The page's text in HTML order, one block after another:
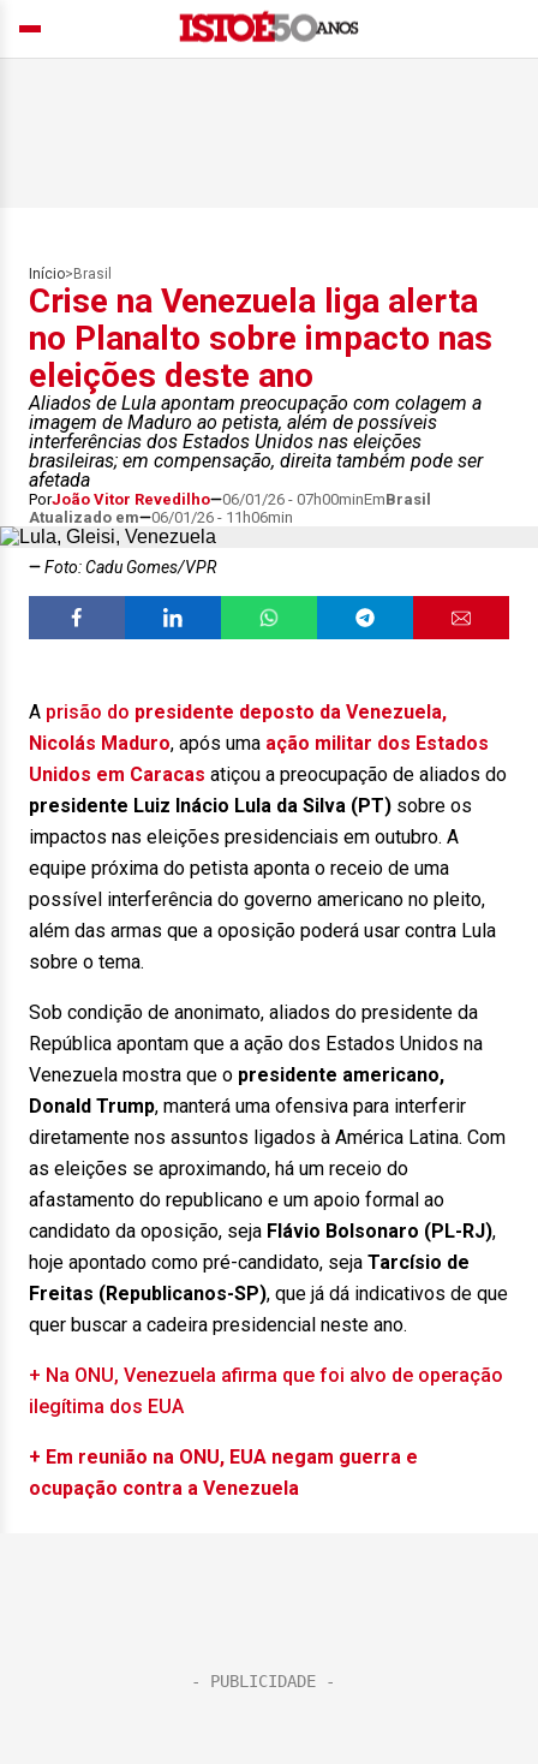
Início> Brasil
Crise na Venezuela liga alerta
no Planalto sobre impacto nas
eleições deste ano
Aliados de Lula apontam preocupação com colagem a
imagem de Maduro ao petista, além de possíveis
interferências dos Estados Unidos nas eleições
brasileiras; em compensação, direita também pode ser
afetada
PorJoão Vitor Revedilho 06/01/26 - 07h00minEmBrasil
Atualizado em
06/01/26 - 11h06min
Foto: Cadu Gomes/VPR
A prisão do presidente deposto da Venezuela,
Nicolás Maduro, após uma ação militar dos Estados
Unidos em Caracas atiçou a preocupação de aliados do
presidente Luiz Inácio Lula da Silva (PT) sobre os
impactos nas eleições presidenciais em outubro. A
equipe próxima do petista aponta o receio de uma
possível interferência do governo americano no pleito,
além das armas que a oposição poderá usar contra Lula
sobre o tema.
Sob condição de anonimato, aliados do presidente da
República apontam que a ação dos Estados Unidos na
Venezuela mostra que o presidente americano,
Donald Trump, manterá uma ofensiva para interferir
diretamente nos assuntos ligados à América Latina. Com
as eleições se aproximando, há um receio do
afastamento do republicano e um apoio formal ao
candidato da oposição, seja Flávio Bolsonaro (PL-RJ),
hoje apontado como pré-candidato, seja Tarcísio de
Freitas (Republicanos-SP), que já dá indicativos de que
quer buscar a cadeira presidencial neste ano.
+ Na ONU, Venezuela afirma que foi alvo de operação
ilegítima dos EUA
+ Em reunião na ONU, EUA negam guerra e
ocupação contra a Venezuela